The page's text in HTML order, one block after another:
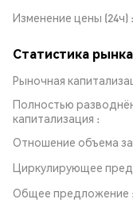
Изменение цены (24ч)
Статистика
Рыночная
Полностью
капитализация
Отношение объема
Циркулирующее
Общее предложение